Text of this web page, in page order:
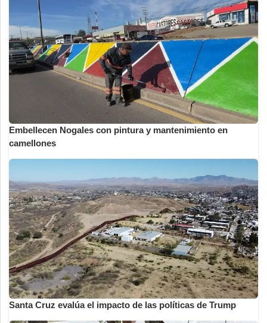
Embellecen Nogales con pintura y mantenimiento en
camellones
Santa Cruz evalúa el impacto de las políticas de Trump